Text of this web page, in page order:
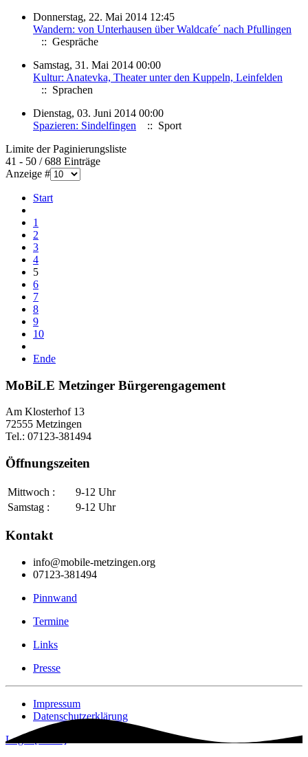
Donnerstag, 22. Mai 2014 12:45
Wandern: von Unterhausen über Waldcafe´ nach Pfullingen
:: Gespräche
Samstag, 31. Mai 2014 00:00
Kultur: Anatevka, Theater unter den Kuppeln, Leinfelden
:: Sprachen
Dienstag, 03. Juni 2014 00:00
Spazieren: Sindelfingen
:: Sport
Limite der Paginierungsliste
41 - 50 / 688 Einträge
Anzeige #
Start
1
2
3
4
5
6
7
8
9
10
Ende
MoBiLE Metzinger Bürgerengagement
Am Klosterhof 13
72555 Metzingen
Tel.: 07123-381494
Öffnungszeiten
Mittwoch :
9-12 Uhr
Samstag :
9-12 Uhr
Kontakt
info@mobile-metzingen.org
07123-381494
Pinnwand
Termine
Links
Presse
Impressum
Datenschutzerklärung
Login [Intern]